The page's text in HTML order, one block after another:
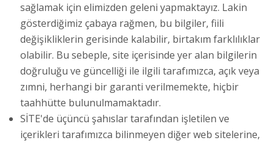
sağlamak için elimizden geleni yapmaktayız. Lakin
gösterdiğimiz çabaya rağmen, bu bilgiler, fiili
değişikliklerin gerisinde kalabilir, birtakım farklılıklar
olabilir. Bu sebeple, site içerisinde yer alan bilgilerin
doğruluğu ve güncelliği ile ilgili tarafımızca, açık veya
zımni, herhangi bir garanti verilmemekte, hiçbir
taahhütte bulunulmamaktadır.
SİTE'de üçüncü şahıslar tarafından işletilen ve
içerikleri tarafımızca bilinmeyen diğer web sitelerine,